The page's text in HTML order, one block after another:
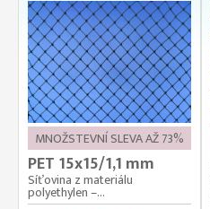
MNOŽSTEVNÍ SLEVA AŽ 73%
PET 15x15/1,1 mm
Síťovina z materiálu
polyethylen –...